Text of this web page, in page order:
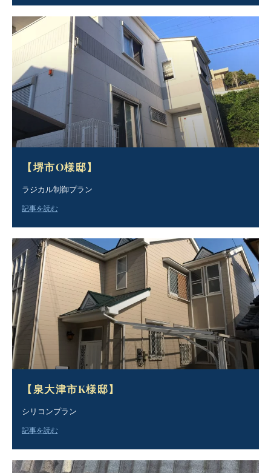
【堺市O様邸】
ラジカル制御プラン
記事を読む
【泉大津市K様邸】
シリコンプラン
記事を読む